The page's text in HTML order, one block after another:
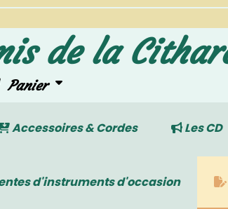
de la
Panier
Accessoires & Cordes Les CD
d'instruments d'occasion